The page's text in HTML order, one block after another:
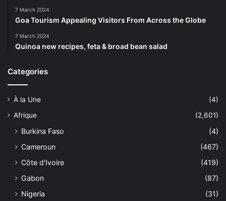
7 March 2024
Goa Tourism Appealing Visitors From Across the Globe
7 March 2024
Quinoa new recipes, feta & broad bean salad
Categories
À la Une
(4)
Afrique
(2,601)
Burkina Faso
(4)
Cameroun
(467)
Côte d'Ivoire
(419)
Gabon
(87)
Nigeria
(31)